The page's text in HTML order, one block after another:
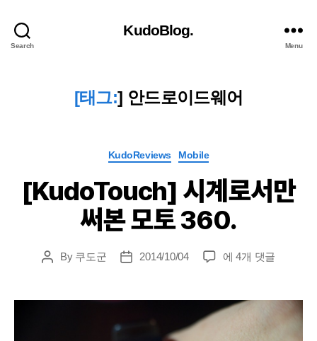
Search
KudoBlog.
Menu
[태그:] 안드로이드웨어
Categories
KudoReviews Mobile
[KudoTouch] 시계로서만
써본 모토 360.
PostBy 쿠도군
Post2014/10/04
[KudoTouch]
로
에 4개 댓글